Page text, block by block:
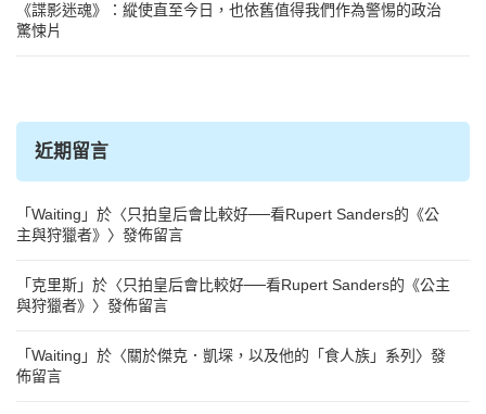
《諜影迷魂》：縱使直至今日，也依舊值得我們作為警惕的政治
驚悚片
近期留言
「Waiting 」於〈只拍皇后會比較好──看Rupert Sanders的《公
主與狩獵者》 〉發佈留言
「 克里斯」於〈只拍皇后會比較好──看Rupert Sanders的《公主
與狩獵者》 〉發佈留言
「Waiting 」於〈關於傑克．凱堔，以及他的「食人族」系列 〉發
佈留言